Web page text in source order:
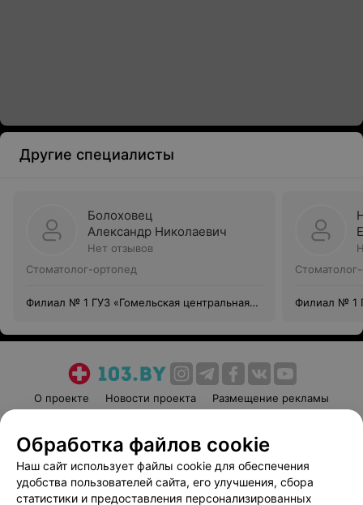
Другие специалисты
Болоховец
Александр Николаевич
Нет отзывов
Стоматолог-ортопед
Филиал № 1 ГУЗ «Гомельская центральная
Филиал № 1
О проекте Новости проекта
Размещение рекламы
Пользовательское соглашение
Способы оплаты
Вакансии
Партнеры
Написать руководителю 103.by
Обработка файлов cookie
Наш сайт использует файлы cookie для обеспечения
удобства пользователей сайта, его улучшения, сбора
статистики и предоставления персонализированных